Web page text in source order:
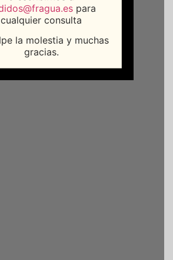
para
cualquier consulta
la molestia y muchas
gracias.